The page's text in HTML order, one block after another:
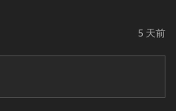
5 天前